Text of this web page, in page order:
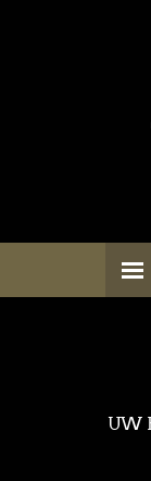
UW